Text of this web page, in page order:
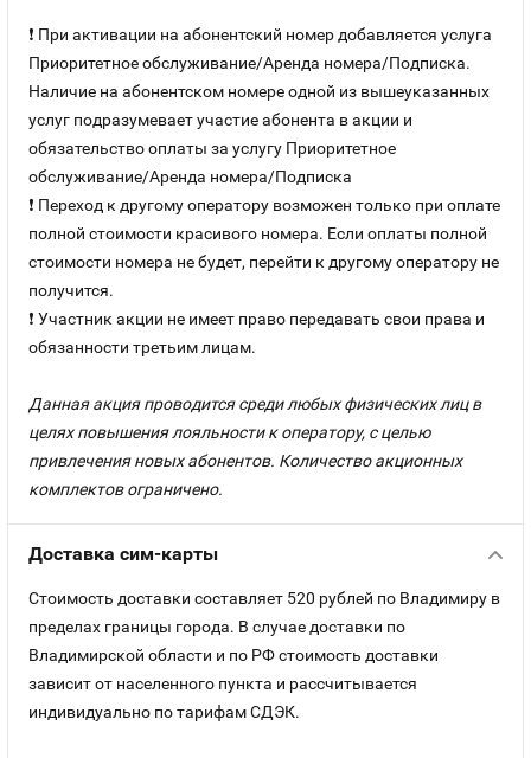
❗ При активации на абонентский номер добавляется услуга
Приоритетное обслуживание/Аренда номера/Подписка.
Наличие на абонентском номере одной из вышеуказанных
услуг подразумевает участие абонента в акции и
обязательство оплаты за услугу Приоритетное
обслуживание/Аренда номера/Подписка
❗ Переход к другому оператору возможен только при оплате
полной стоимости красивого номера. Если оплаты полной
стоимости номера не будет, перейти к другому оператору не
получится.
❗ Участник акции не имеет право передавать свои права и
обязанности третьим лицам.
Данная акция проводится среди любых физических лиц в
целях повышения лояльности к оператору, с целью
привлечения новых абонентов. Количество акционных
комплектов ограничено.
Доставка сим-карты
Стоимость доставки составляет 520 рублей по Владимиру в
пределах границы города. В случае доставки по
Владимирской области и по РФ стоимость доставки
зависит от населенного пункта и рассчитывается
индивидуально по тарифам СДЭК.